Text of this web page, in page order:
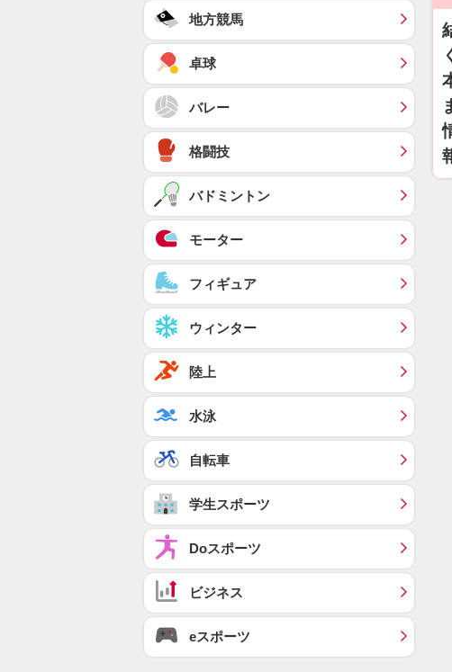
地方競馬
卓球
バレー
格闘技
バドミントン
モーター
フィギュア
ウィンター
陸上
水泳
自転車
学生スポーツ
Doスポーツ
ビジネス
eスポーツ